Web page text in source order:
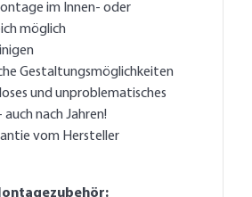
im Innen- oder
möglich
Gestaltungsmöglichkeiten
und unproblematisches
nach Jahren!
vom Hersteller